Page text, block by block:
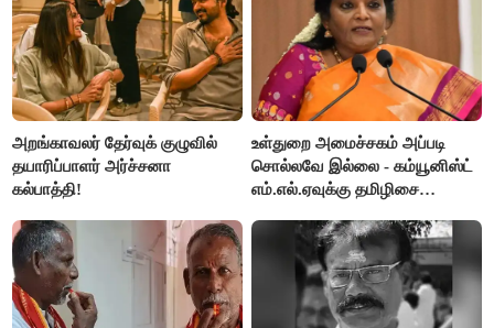
அறங்காவலர் தேர்வுக் குழுவில்
தயாரிப்பாளர் அர்ச்சனா
கல்பாத்தி!
உள்துறை அமைச்சகம் அப்படி
சொல்லவே இல்லை - கம்யூனிஸ்ட்
எம்.எல்.ஏவுக்கு தமிழிசை